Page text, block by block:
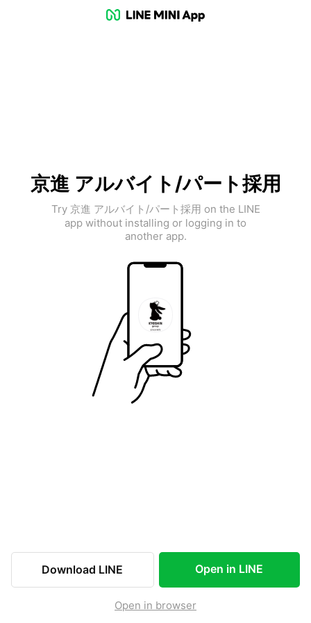
京進 アルバイト/パート採用
Try 京進 アルバイト/パート採用 on the LINE
app without installing or logging in to
another app.
Download LINE Open in LINE
Open in browser